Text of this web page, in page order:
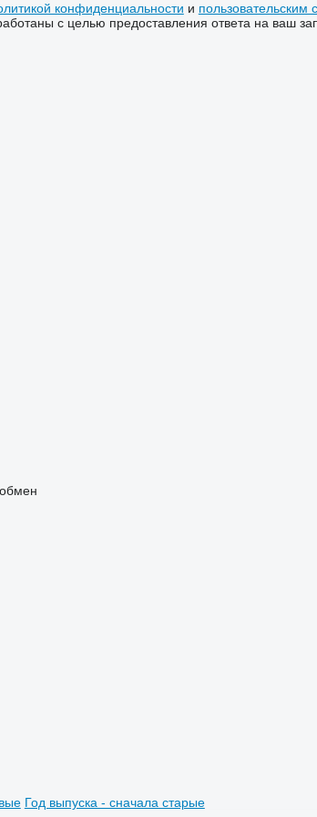
конфиденциальности и пользовательским
с целью предоставления ответа на ваш
обмен
Год выпуска - сначала старые